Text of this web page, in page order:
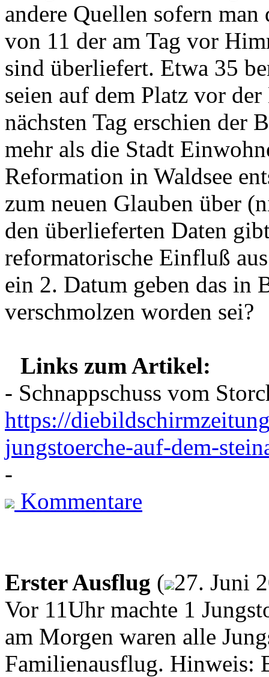
andere Quellen sofern
von 11 der am Tag vor
sind überliefert. Etwa 35
seien auf dem Platz vor
nächsten Tag erschien der
mehr als die Stadt
Reformation in Waldsee
zum neuen Glauben über
den überlieferten Daten
reformatorische Einfluß
ein 2. Datum geben das in
verschmolzen worden sei?
Links zum Artikel:
- Schnappschuss vom
https://
jungstoerche-auf-dem-
-
Kommentare
Erster Ausflug ( 27. Juni
Vor 11Uhr machte 1
am Morgen waren alle
Familienausflug. Hinweis: